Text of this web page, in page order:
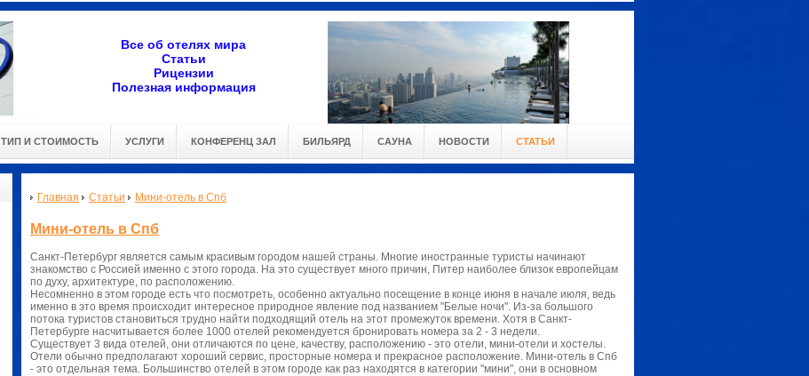
Все об отелях мира
Статьи
Рицензии
Полезная информация
ТИП И СТОИМОСТЬ УСЛУГИ КОНФЕРЕНЦ ЗАЛ БИЛЬЯРД САУНА НОВОСТИ СТАТЬИ
Главная Статьи Мини-отель в Спб
Мини-отель в Спб
Санкт-Петербург является самым красивым городом нашей страны. Многие иностранные туристы начинают
знакомство с Россией именно с этого города. На это существует много причин, Питер наиболее близок европейцам
по духу, архитектуре, по расположению.
Несомненно в этом городе есть что посмотреть, особенно актуально посещение в конце июня в начале июля, ведь
именно в это время происходит интересное природное явление под названием "Белые ночи". Из-за большого
потока туристов становиться трудно найти подходящий отель на этот промежуток времени. Хотя в Санкт-
Петербурге насчитывается более 1000 отелей рекомендуется бронировать номера за 2 - 3 недели.
Существует 3 вида отелей, они отличаются по цене, качеству, расположению - это отели, мини-отели и хостелы.
Отели обычно предполагают хороший сервис, просторные номера и прекрасное расположение. Мини-отель в Спб
- это отдельная тема. Большинство отелей в этом городе как раз находятся в категории "мини", они в основном